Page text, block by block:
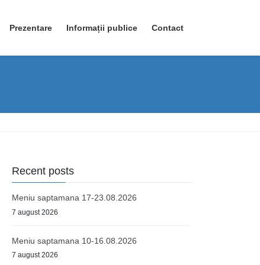
Prezentare Informații publice Contact
Recent posts
Meniu saptamana 17-23.08.2026
7 august 2026
Meniu saptamana 10-16.08.2026
7 august 2026